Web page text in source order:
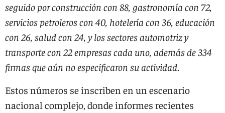
seguido por construcción con 88, gastronomía con 72,
servicios petroleros con 40, hotelería con 36, educación
con 26, salud con 24, y los sectores automotriz y
transporte con 22 empresas cada uno, además de 334
firmas que aún no especificaron su actividad.
Estos números se inscriben en un escenario
nacional complejo, donde informes recientes